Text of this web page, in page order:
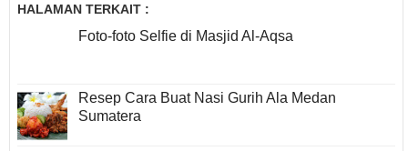
HALAMAN TERKAIT :
Foto-foto Selfie di Masjid Al-Aqsa
Resep Cara Buat Nasi Gurih Ala Medan
Sumatera